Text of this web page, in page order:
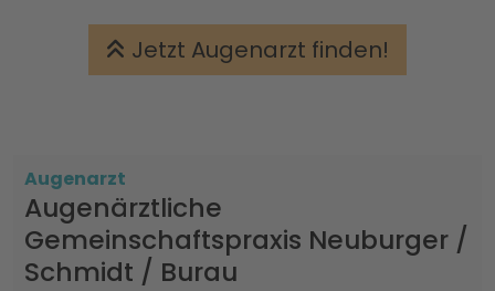
Jetzt Augenarzt finden!
Augenarzt
Augenärztliche
Gemeinschaftspraxis Neuburger /
Schmidt / Burau